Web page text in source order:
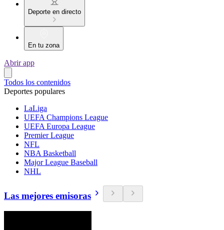
Deporte en directo
En tu zona
Abrir app
Todos los contenidos
Deportes populares
LaLiga
UEFA Champions League
UEFA Europa League
Premier League
NFL
NBA Basketball
Major League Baseball
NHL
Las mejores emisoras